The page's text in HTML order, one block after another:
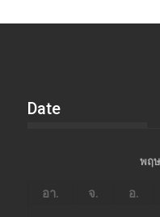
Date
พฤ
อา. จ. อ.